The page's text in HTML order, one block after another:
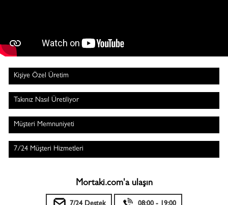
Kişiye Özel Üretim
Takınız Nasıl Üretiliyor
Müşteri Memnuniyeti
7/24 Müşteri Hizmetleri
Mortaki.com'a ulaşın